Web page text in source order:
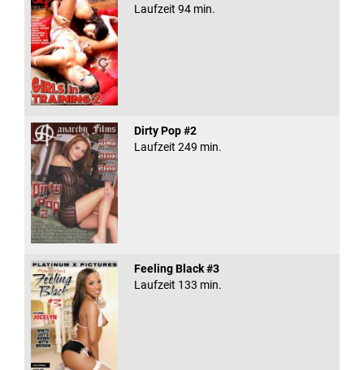
Laufzeit 94 min.
Dirty Pop #2
Laufzeit 249 min.
Feeling Black #3
Laufzeit 133 min.